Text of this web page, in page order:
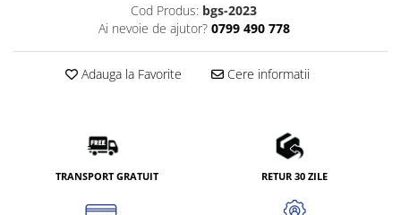
Cod Produs: bgs-2023
Ai nevoie de ajutor? 0799 490 778
Adauga la Favorite Cere informatii
TRANSPORT GRATUIT RETUR 30 ZILE